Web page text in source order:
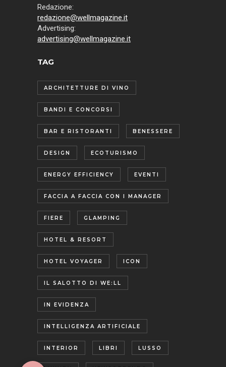
Redazione:
redazione@wellmagazine.it
Advertising:
advertising@wellmagazine.it
TAG
ARCHITETTURE DI VINO
BANDI E CONCORSI
BAR E RISTORANTI BENESSERE
DESIGN ECOTURISMO
ENERGY EFFICIENCY EVENTI
FACCIA A FACCIA CON I MANAGER
FIERE GLAMPING
HOTEL & RESORT
HOTEL VOYAGER ICON
IL SALOTTO DI WE:LL
IN EVIDENZA
INTELLIGENZA ARTIFICIALE
INTERIOR LIBRI LUSSO